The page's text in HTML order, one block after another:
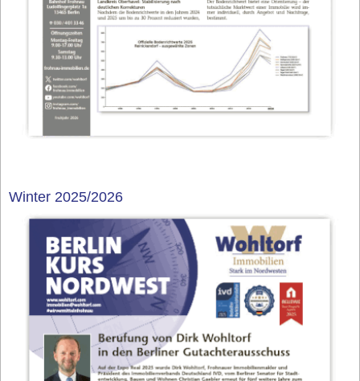
Winter 2025/2026